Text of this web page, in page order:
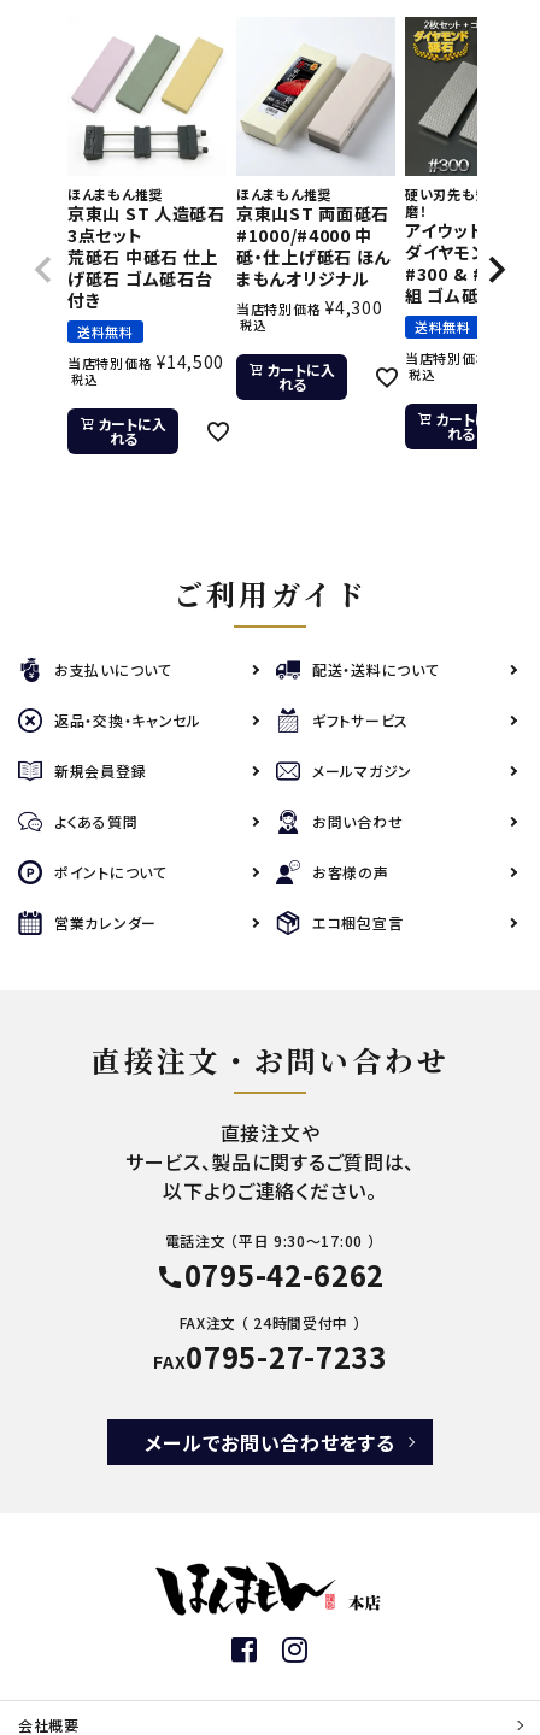
ほんまもん推奨
京東山 ST 人造砥石
3点セット
荒砥石 中砥石 仕上
げ砥石 ゴム砥石台
付き
送料無料
当店特別価格 ¥14,500
税込
カートに入
れる
ほんまもん推奨
京東山ST 両面砥石
#1000/#4000 中
砥・仕上げ砥石 ほん
まもんオリジナル
当店特別価格 ¥4,300
税込
カートに入
れる
硬い刃先も短時間で
磨！
アイウッド 片面
ダイヤモンド砥石
#300 & #800 2
組 ゴム砥石台付
送料無料
当店特別価格
税込
カートに入
れる
ご利用ガイド
お支払いについて 配送・送料について
返品・交換・キャンセル ギフトサービス
新規会員登録 メールマガジン
よくある質問 お問い合わせ
ポイントについて お客様の声
営業カレンダー エコ梱包宣言
直接注文・お問い合わせ
直接注文や
サービス、製品に関するご質問は、
以下よりご連絡ください。
電話注文 （平日 9:30～17:00 ）
call0795-42-6262
FAX注文 （ 24時間受付中 ）
FAX0795-27-7233
メールでお問い合わせをする
会社概要